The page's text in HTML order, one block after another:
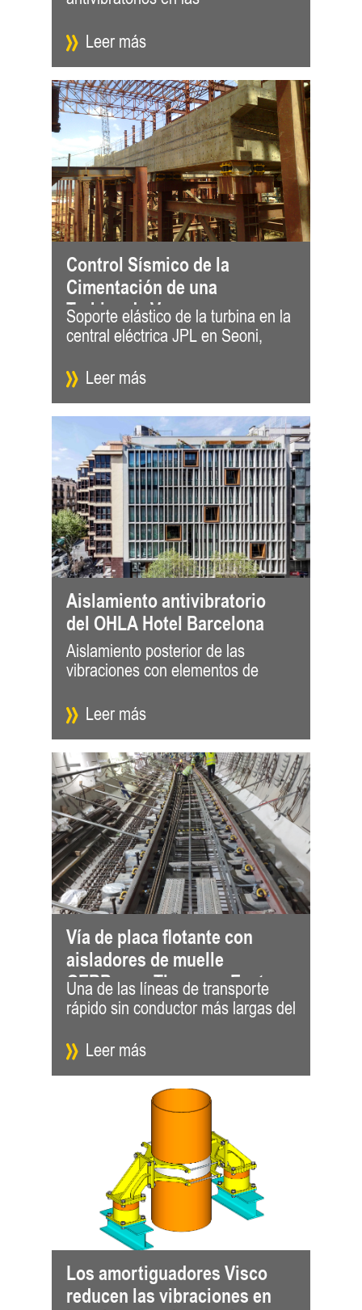
Leer más
Control Sísmico de la
Cimentación de una
Turbina de Vapor
Soporte elástico de la turbina en la
central eléctrica JPL en Seoni,
India. El sitio está situado cerca de
Leer más
Aislamiento antivibratorio
del OHLA Hotel Barcelona
Aislamiento posterior de las
vibraciones con elementos de
muelle GERB El arquitecto Daniel
Isern, de Isern Associats, con la
Leer más
Vía de placa flotante con
aisladores de muelle
GERB para Thomson-East
Coast Line
Una de las líneas de transporte
rápido sin conductor más largas del
mundo con elementos de muelle
GERB en Singapur Desde
Leer más
Los amortiguadores Visco
reducen las vibraciones en